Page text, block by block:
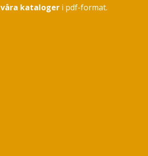
våra katalogeri pdf-format.